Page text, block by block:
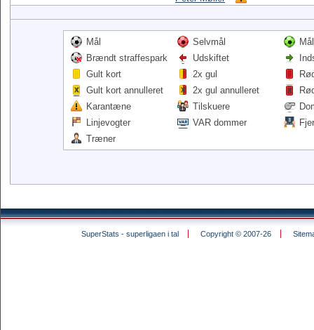
Mål Selvmål
Brændt straffespark
Udskiftet
Gult kort
2x gul
Gult kort annulleret
2x gul annulleret
Karantæne
Tilskuere
Linjevogter
VAR dommer
Træner
SuperStats - superligaen i tal Copyright © 2007-26